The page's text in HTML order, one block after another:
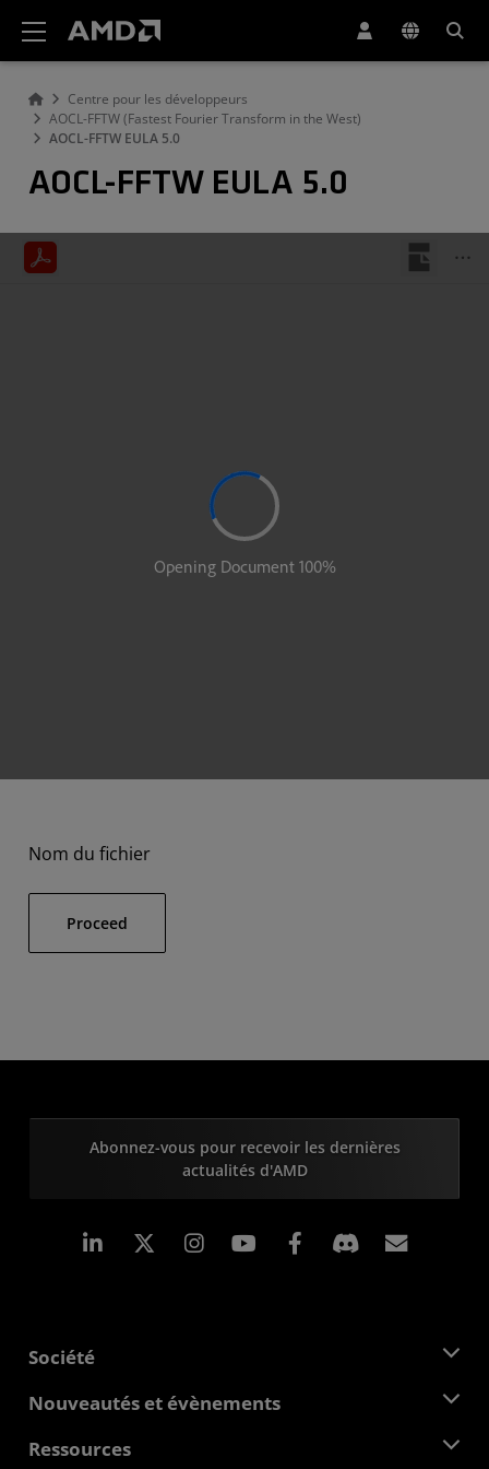
Centre pour les développeurs
AOCL-FFTW (Fastest Fourier Transform in the West)
AOCL-FFTW EULA 5.0
AOCL-FFTW EULA 5.0
Nom du fichier
Proceed
Abonnez-vous pour recevoir les dernières
actualités d'AMD
LinkedIn Instagram Facebook
Société
À propos d'AMD
Responsabilité d'entreprise
Nouveautés et évènements
Salle de presse
Ressources